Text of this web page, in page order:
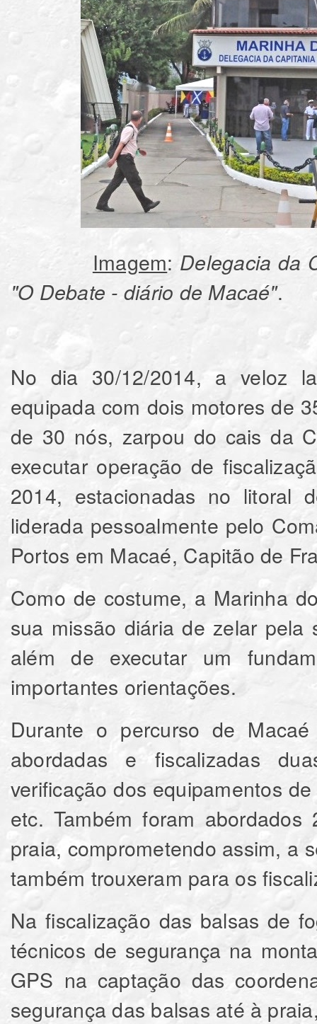
Imagem: Delegacia da
"O Debate - diário de Macaé".
No dia 30/12/2014, a veloz
equipada com dois motores de
de 30 nós, zarpou do cais da
executar operação de
2014, estacionadas no litoral
liderada pessoalmente pelo
Portos em Macaé, Capitão de
Como de costume, a Marinha
sua missão diária de zelar pela
além de executar um
importantes orientações.
Durante o percurso de
abordadas e fiscalizadas
verificação dos equipamentos
etc. Também foram
praia, comprometendo assim, a
também trouxeram para os
Na fiscalização das balsas de
técnicos de segurança na
GPS na captação das
segurança das balsas até à